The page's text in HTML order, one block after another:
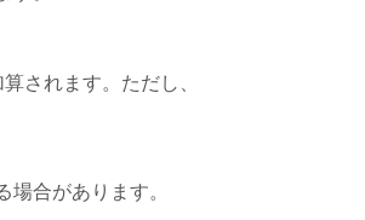
されます。ただし、
合があります。